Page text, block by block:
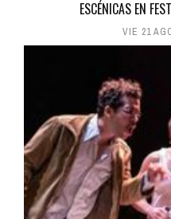
ESCÉNICAS EN
VIE 21